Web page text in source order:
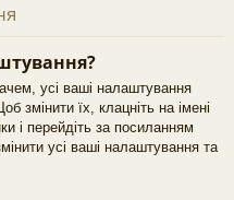
усі ваші налаштування
змінити їх, клацніть на імені
і перейдіть за посиланням
усі ваші налаштування та